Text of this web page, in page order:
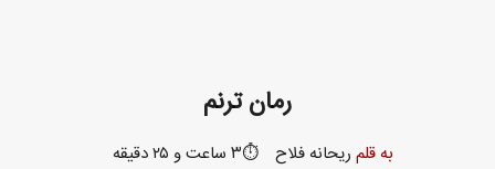
رمان ترنم
به قلم ریحانه فلاح ⏱️۳ ساعت و ۲۵ دقیقه